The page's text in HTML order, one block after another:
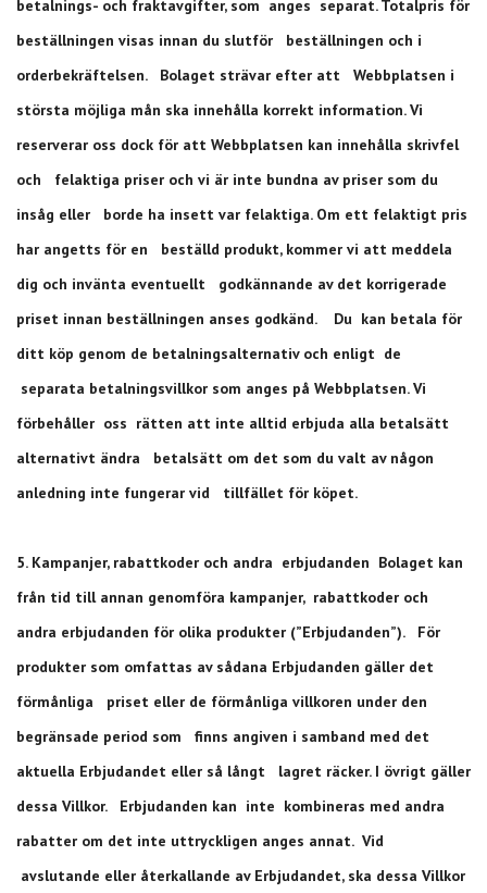
betalnings- och fraktavgifter, som anges separat. Totalpris för
beställningen visas innan du slutför beställningen och i
orderbekräftelsen. Bolaget strävar efter att Webbplatsen i
största möjliga mån ska innehålla korrekt information. Vi
reserverar oss dock för att Webbplatsen kan innehålla skrivfel
och felaktiga priser och vi är inte bundna av priser som du
insåg eller borde ha insett var felaktiga. Om ett felaktigt pris
har angetts för en beställd produkt, kommer vi att meddela
dig och invänta eventuellt godkännande av det korrigerade
priset innan beställningen anses godkänd. Du kan betala för
ditt köp genom de betalningsalternativ och enligt de
separata betalningsvillkor som anges på Webbplatsen. Vi
förbehåller oss rätten att inte alltid erbjuda alla betalsätt
alternativt ändra betalsätt om det som du valt av någon
anledning inte fungerar vid tillfället för köpet.
5. Kampanjer, rabattkoder och andra erbjudanden Bolaget kan
från tid till annan genomföra kampanjer, rabattkoder och
andra erbjudanden för olika produkter (”Erbjudanden”). För
produkter som omfattas av sådana Erbjudanden gäller det
förmånliga priset eller de förmånliga villkoren under den
begränsade period som finns angiven i samband med det
aktuella Erbjudandet eller så långt lagret räcker. I övrigt gäller
dessa Villkor. Erbjudanden kan inte kombineras med andra
rabatter om det inte uttryckligen anges annat. Vid
avslutande eller återkallande av Erbjudandet, ska dessa Villkor